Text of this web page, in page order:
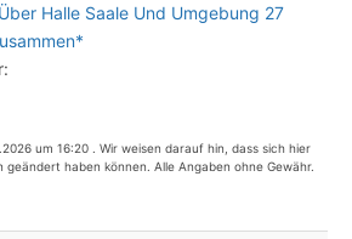
Halle Saale Und Umgebung 27
um 16:20 . Wir weisen darauf hin, dass sich hier
geändert haben können. Alle Angaben ohne Gewähr.